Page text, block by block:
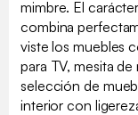
mimbre. El
combina
viste los muebles
para TV, mesita
selección de
interior con